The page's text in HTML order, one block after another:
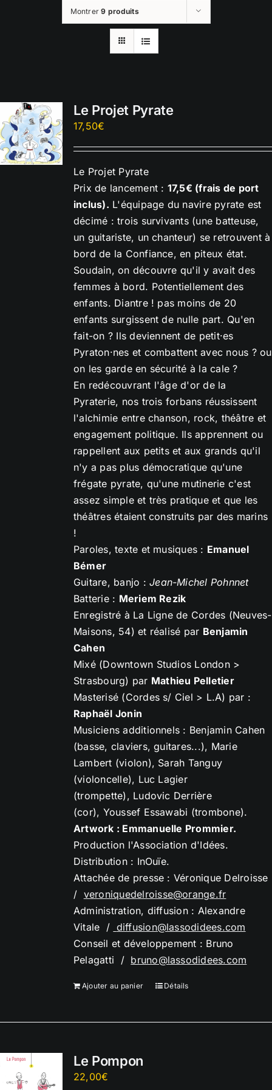
Montrer9 produits
Le Projet Pyrate
17,50€
Le Projet Pyrate
Prix de lancement : 17,5€ (frais de port
inclus). L'équipage du navire pyrate est
décimé : trois survivants (une batteuse,
un guitariste, un chanteur) se retrouvent à
bord de la Confiance, en piteux état.
Soudain, on découvre qu'il y avait des
femmes à bord. Potentiellement des
enfants. Diantre ! pas moins de 20
enfants surgissent de nulle part. Qu'en
fait-on ? Ils deviennent de petit·es
Pyraton·nes et combattent avec nous ? ou
on les garde en sécurité à la cale ?
En redécouvrant l'âge d'or de la
Pyraterie, nos trois forbans réussissent
l'alchimie entre chanson, rock, théâtre et
engagement politique. Ils apprennent ou
rappellent aux petits et aux grands qu'il
n'y a pas plus démocratique qu'une
frégate pyrate, qu'une mutinerie c'est
assez simple et très pratique et que les
théâtres étaient construits par des marins
!
Paroles, texte et musiques : Emanuel
Bémer
Guitare, banjo :Jean-Michel Pohnnet
Batterie : Meriem Rezik
Enregistré à La Ligne de Cordes (Neuves-
Maisons, 54) et réalisé par Benjamin
Cahen
Mixé (Downtown Studios London >
Strasbourg) par Mathieu Pelletier
Masterisé (Cordes s/ Ciel > L.A) par :
Raphaël Jonin
Musiciens additionnels : Benjamin Cahen
(basse, claviers, guitares...), Marie
Lambert (violon), Sarah Tanguy
(violoncelle), Luc Lagier
(trompette), Ludovic Derrière
(cor), Youssef Essawabi (trombone).
Artwork : Emmanuelle Prommier.
Production l'Association d'Idées.
Distribution : InOuïe.
Attachée de presse : Véronique Delroisse
/ veroniquedelroisse@orange.fr
Administration, diffusion : Alexandre
Vitale / diffusion@lassodidees.com
Conseil et développement : Bruno
Pelagatti / bruno@lassodidees.com
Ajouter au panier Détails
Le Pompon
22,00€